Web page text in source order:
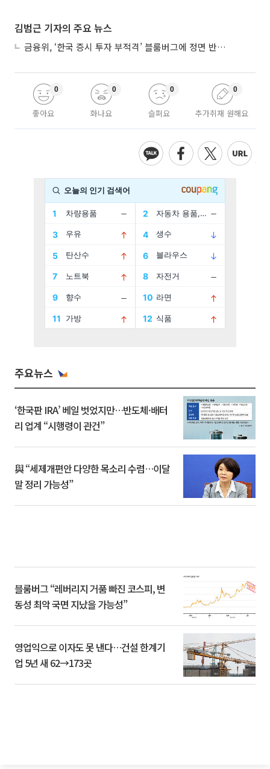
김범근 기자의 주요 뉴스
금융위, ‘한국 증시 투자 부적격’ 블룸버그에 정면 반박…“근거 불분명”
좋아요
0
화나요
0
슬퍼요
0
추가취재 원해요
0
주요뉴스
‘한국판 IRA’ 베일 벗었지만…반도체·배터
리 업계 “시행령이 관건”
與 “세제개편안 다양한 목소리 수렴…이달
말 정리 가능성”
블룸버그 “레버리지 거품 빠진 코스피, 변
동성 최악 국면 지났을 가능성”
영업익으로 이자도 못 낸다…건설 한계기
업 5년 새 62→173곳